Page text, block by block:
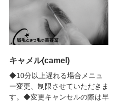
キャメル(camel)
◆10分以上遅れる場合メニュ
ー変更、制限させていただきま
す。◆変更キャンセルの際は早